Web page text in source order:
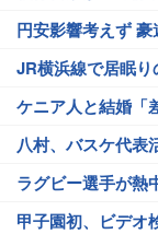
円安影響考えず
JR横浜線で居眠
ケニア人と結婚「
八村、バスケ代表
ラグビー選手が熱
甲子園初、ビデオ